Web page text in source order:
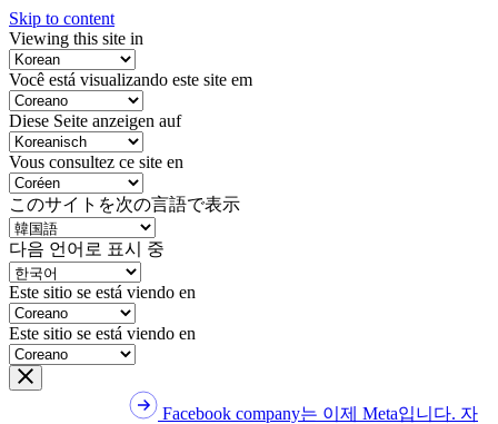
Skip to content
Viewing this site in
Você está visualizando este site em
Diese Seite anzeigen auf
Vous consultez ce site en
このサイトを次の言語で表示
다음 언어로 표시 중
Este sitio se está viendo en
Este sitio se está viendo en
Facebook company는 이제 Meta입니다. 자